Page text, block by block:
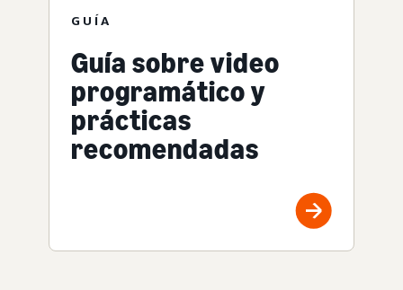
GUÍA
Guía sobre video
programático y
prácticas
recomendadas